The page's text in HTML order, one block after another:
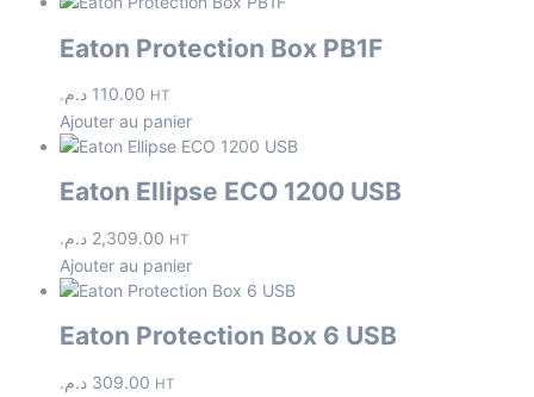
Eaton Protection Box PB1F
110.00 د.م. HT
Ajouter au panier
Eaton Ellipse ECO 1200 USB
2,309.00 د.م. HT
Ajouter au panier
Eaton Protection Box 6 USB
309.00 د.م. HT